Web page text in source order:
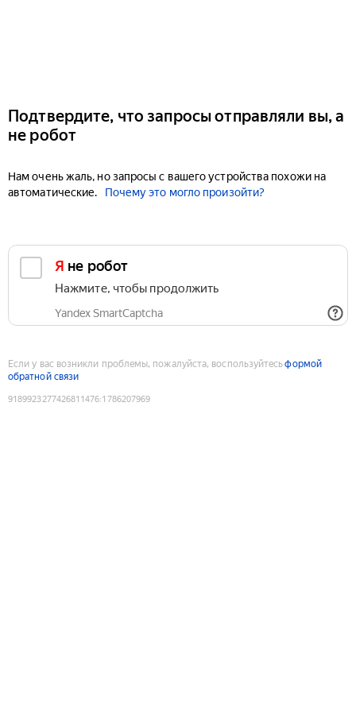
Подтвердите, что запросы отправляли вы, а
не робот
Нам очень жаль, но запросы с вашего устройства похожи на
автоматические.
Почему это могло произойти?
Я не робот
Нажмите, чтобы продолжить
Yandex SmartCaptcha
Если у вас возникли проблемы, пожалуйста, воспользуйтесьформой
обратной связи
9189923277426811476:1786207969